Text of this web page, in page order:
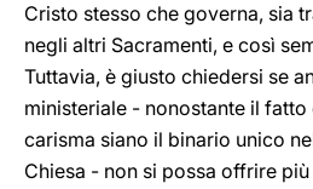
Cristo stesso che governa, sia
negli altri Sacramenti, e così
Tuttavia, è giusto chiedersi se
ministeriale - nonostante il
carisma siano il binario unico
Chiesa - non si possa offrire